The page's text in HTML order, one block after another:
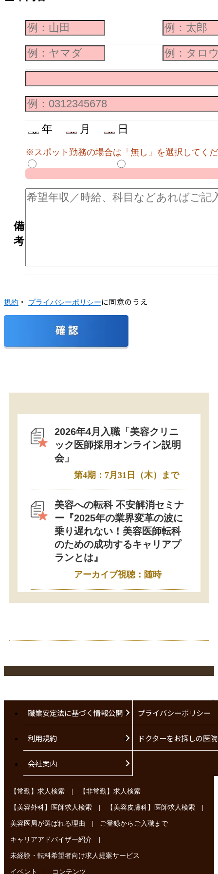
年 月 日
※スポット勤務の場合は「無し」を選択してく
備
考
規約 ・ プライバシーポリシーに同意のうえ
2026年4月入職「美容クリニ
ック医師採用オンライン説明
会」
第4期：7月31日（木）まで
美容への転科 不安解消セミナ
ー『2025年の業界変革の波に
乗り遅れない！美容医師転科
のための成功するキャリアプ
ランとは』
アーカイブ視聴：随時
職業安定法に基づく情報公開 プライバシーポリシー
利用規約 ドクターをお探しの医
会社案内
【常勤】求人検索 | 【非常勤】求人検索
【美容外科】医師求人検索 | 【美容皮膚科】医師求人検索 |
美容医局が選ばれる理由 | ご登録からご入職まで
キャリアアドバイザー紹介 |
未経験・転科希望者向け求人提案サービス
イベント | コンテンツ